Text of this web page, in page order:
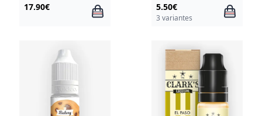
17.90€ 5.50€
3 variantes